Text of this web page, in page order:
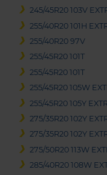
245/45R20 103V
255/40R20 101H
255/40R20 97V
255/45R20 101T
255/45R20 101T
255/45R20 105W
255/45R20 105Y
275/35R20 102Y
275/35R20 102Y
275/50R20 113W
285/40R20 108W